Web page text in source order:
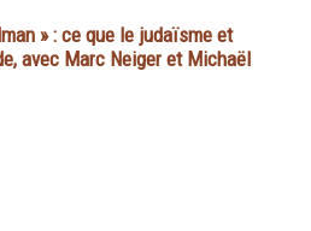
» : ce que le judaïsme et
avec Marc Neiger et Michaël